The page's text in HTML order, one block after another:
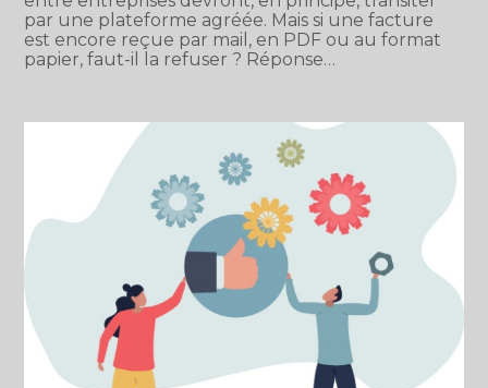
par une plateforme agréée. Mais si une facture
est encore reçue par mail, en PDF ou au format
papier, faut-il la refuser ? Réponse…